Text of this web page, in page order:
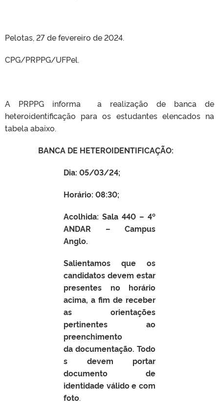
Pelotas, 27 de fevereiro de 2024.
CPG/PRPPG/UFPel.
A PRPPG informa a realização de banca de
heteroidentificação para os estudantes elencados na
tabela abaixo.
BANCA DE HETEROIDENTIFICAÇÃO:
Dia: 05/03/24;
Horário: 08:30;
Acolhida: Sala 440 – 4º
ANDAR – Campus
Anglo.
Salientamos que os
candidatos devem estar
presentes no horário
acima, a fim de receber
as orientações
pertinentes ao
preenchimento
da documentação. Todo
s devem portar
documento de
identidade válido e com
foto.